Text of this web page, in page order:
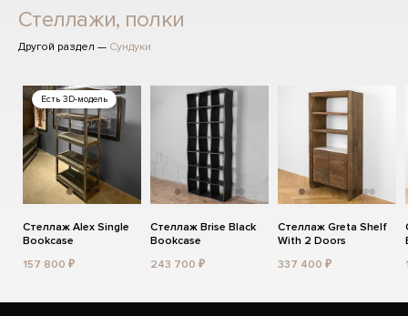
Стеллажи, полки
Другой раздел — Сундуки
Есть 3D-модель
Стеллаж Alex Single
Bookcase
157 800 ₽
Стеллаж Brise Black
Bookcase
243 700 ₽
Стеллаж Greta Shelf
With 2 Doors
337 400 ₽